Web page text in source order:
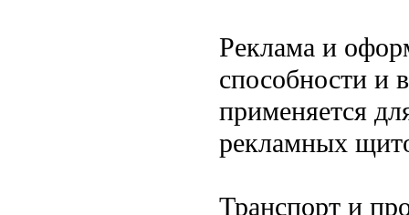
Реклама и
способности и
применяется
рекламных
Транспорт и